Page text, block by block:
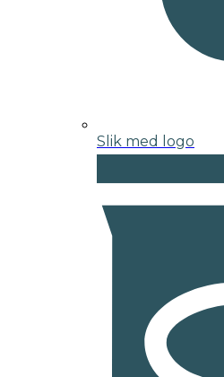
Slik med logo